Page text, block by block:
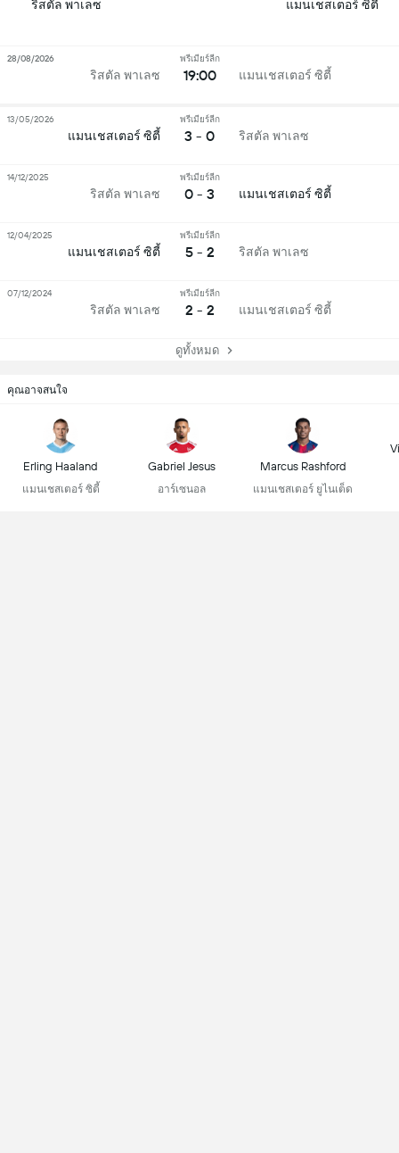
ริสตัล พาเลซ แมนเชสเตอร์ ซิตี้
ริสตัล พาเลซ
พรีเมียร์ลีก
19:00 แมนเชสเตอร์ ซิตี้
28/08/2026
แมนเชสเตอร์ ซิตี้
พรีเมียร์ลีก
3 - 0 ริสตัล พาเลซ
13/05/2026
ริสตัล พาเลซ
พรีเมียร์ลีก
0 - 3 แมนเชสเตอร์ ซิตี้
14/12/2025
แมนเชสเตอร์ ซิตี้
พรีเมียร์ลีก
5 - 2 ริสตัล พาเลซ
12/04/2025
ริสตัล พาเลซ
พรีเมียร์ลีก
2 - 2 แมนเชสเตอร์ ซิตี้
07/12/2024
ดูทั้งหมด
คุณอาจสนใจ
Erling Haaland
แมนเชสเตอร์ ซิตี้
Gabriel Jesus
อาร์เซนอล
Marcus Rashford
แมนเชสเตอร์ ยูไนเต็ด